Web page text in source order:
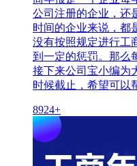
公司注册的企业，还
时间的企业来说，都
没有按照规定进行工
到一定的惩罚。那么
接下来公司宝小编为
时候截止，希望可以
8924+